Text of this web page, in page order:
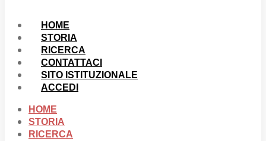
HOME
STORIA
RICERCA
CONTATTACI
SITO ISTITUZIONALE
ACCEDI
HOME
STORIA
RICERCA